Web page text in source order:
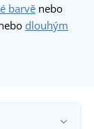
barvě nebo
dlouhým